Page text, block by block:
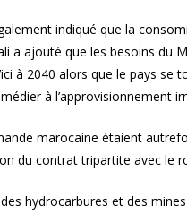
indiqué que la
a ajouté que les besoins du
à 2040 alors que le pays
à l’approvisionnement
marocaine étaient
du contrat tripartite avec le
hydrocarbures et des